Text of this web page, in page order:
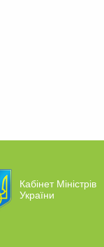
Кабінет Міністрів
України